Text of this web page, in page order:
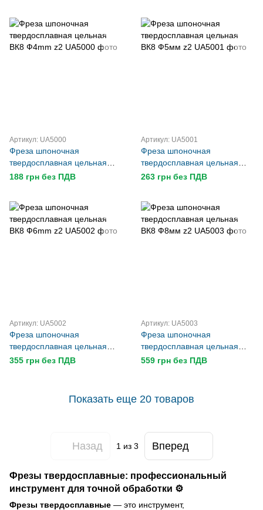
Артикул: UA5000
Фреза шпоночная
твердосплавная цельная
ВК8 Ф4mm z2
188 грн без ПДВ
Артикул: UA5001
Фреза шпоночная
твердосплавная цельная
ВК8 Ф5мм z2
263 грн без ПДВ
Артикул: UA5002
Фреза шпоночная
твердосплавная цельная
ВК8 Ф6mm z2
355 грн без ПДВ
Артикул: UA5003
Фреза шпоночная
твердосплавная цельная
ВК8 Ф8мм z2
559 грн без ПДВ
Показать еще 20 товаров
Назад 1 из 3 Вперед
Фрезы твердосплавные: профессиональный
инструмент для точной обработки ⚙️
Фрезы твердосплавные — это инструмент,